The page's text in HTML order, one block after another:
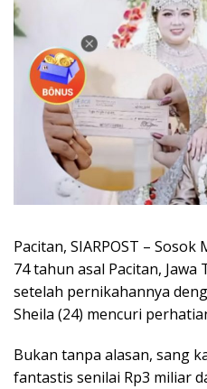
Pacitan, SIARPOST –
74 tahun asal Pacitan,
setelah pernikahannya
Sheila (24) mencuri
Bukan tanpa alasan, sang
fantastis senilai Rp3 miliar